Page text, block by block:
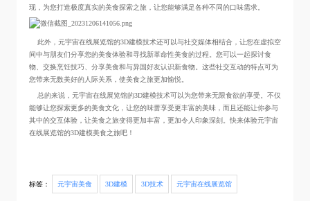
现，为您打造极度真实的美食探索之旅，让您能够满足各种不同的口味需求。
此外，元宇宙在线展览馆的3D建模技术还可以与社交媒体相结合，让您在虚拟空
间中与朋友们分享您的美食体验和寻找新革命性美食的过程。您可以一起探讨食
物、交换烹饪技巧、分享美食和与异国好友认识新食物。这些社交互动的特点可为
您带来无数美好的人际关系，使美食之旅更加愉悦。
总的来说，元宇宙在线展览馆的3D建模技术可以为您带来无限食欲的享受。不仅
能够让您探索更多的美食文化，让您的味蕾享受更丰富的美味，而且还能让你参与
其中的交互体验，让美食之旅变得更加丰富，更加令人印象深刻。快来体验元宇宙
在线展览馆的3D建模美食之旅吧！
标签： 元宇宙美食 3D建模 3D技术 元宇宙在线展览馆